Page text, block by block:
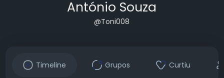
António Souza
@Toni008
Timeline Grupos Curtiu